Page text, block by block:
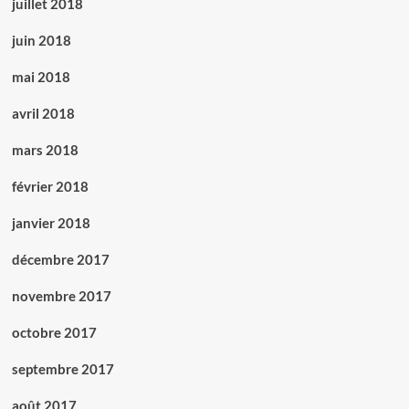
juillet 2018
juin 2018
mai 2018
avril 2018
mars 2018
février 2018
janvier 2018
décembre 2017
novembre 2017
octobre 2017
septembre 2017